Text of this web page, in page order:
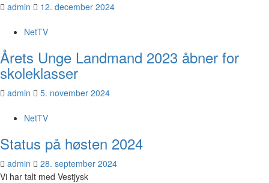
admin 12. december 2024
NetTV
Årets Unge Landmand 2023 åbner for
skoleklasser
admin 5. november 2024
NetTV
Status på høsten 2024
admin
28. september 2024
Vi har talt med Vestjysk